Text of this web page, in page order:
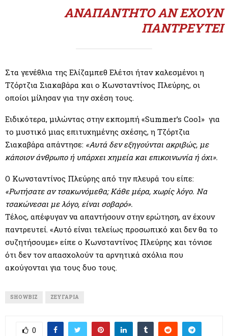
U
ΑΝΑΠΆΝΤΗΤΟ ΑΝ ΈΧΟΥΝ
ΠΑΝΤΡΕΥΤΕΊ
Στα γενέθλια της Ελίζαμπεθ Ελέτσι ήταν καλεσμένοι η
Τζόρτζια Σιακαβάρα και ο Κωνσταντίνος Πλεύρης, οι
οποίοι μίλησαν για την σχέση τους.
Ειδικότερα, μιλώντας στην εκπομπή «Summer’s Cool» για
το μυστικό μιας επιτυχημένης σχέσης, η Τζόρτζια
Σιακαβάρα απάντησε: «Αυτά δεν εξηγούνται ακριβώς, με
κάποιον άνθρωπο ή υπάρχει χημεία και επικοινωνία ή όχι».
Ο Κωνσταντίνος Πλεύρης από την πλευρά του είπε:
«Ρωτήσατε αν τσακωνόμεθα; Κάθε μέρα, χωρίς λόγο. Να
τσακώνεσαι με λόγο, είναι σοβαρό».
Τέλος, απέφυγαν να απαντήσουν στην ερώτηση, αν έχουν
παντρευτεί. «Αυτό είναι τελείως προσωπικό και δεν θα το
συζητήσουμε» είπε ο Κωνσταντίνος Πλεύρης και τόνισε
ότι δεν τον απασχολούν τα αρνητικά σχόλια που
ακούγονται για τους δυο τους.
SHOWBIZ ΖΕΥΓΆΡΙΑ
0